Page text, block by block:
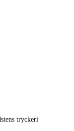
tryckeri